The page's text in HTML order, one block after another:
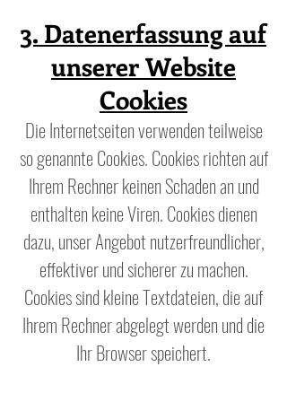
3. Datenerfassung auf
unserer Website
Cookies
Die Internetseiten verwenden teilweise
so genannte Cookies. Cookies richten auf
Ihrem Rechner keinen Schaden an und
enthalten keine Viren. Cookies dienen
dazu, unser Angebot nutzerfreundlicher,
effektiver und sicherer zu machen.
Cookies sind kleine Textdateien, die auf
Ihrem Rechner abgelegt werden und die
Ihr Browser speichert.